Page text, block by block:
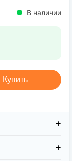
В наличии
Купить